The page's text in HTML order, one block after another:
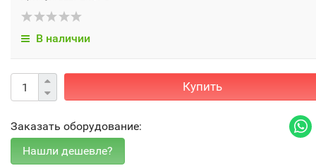
В наличии
Купить
Заказать оборудование: